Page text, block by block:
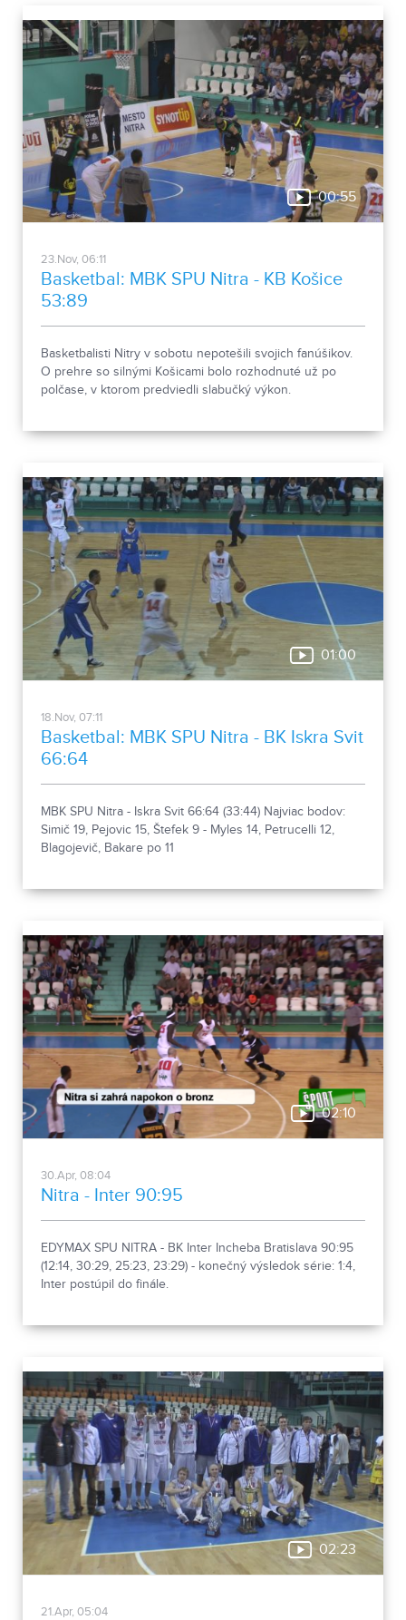
00:55
23.Nov, 06:11
Basketbal: MBK SPU Nitra - KB Košice
53:89
Basketbalisti Nitry v sobotu nepotešili svojich fanúšikov.
O prehre so silnými Košicami bolo rozhodnuté už po
polčase, v ktorom predviedli slabučký výkon.
01:00
18.Nov, 07:11
Basketbal: MBK SPU Nitra - BK Iskra Svit
66:64
MBK SPU Nitra - Iskra Svit 66:64 (33:44) Najviac bodov:
Simič 19, Pejovic 15, Štefek 9 - Myles 14, Petrucelli 12,
Blagojevič, Bakare po 11
02:10
30.Apr, 08:04
Nitra - Inter 90:95
EDYMAX SPU NITRA - BK Inter Incheba Bratislava 90:95
(12:14, 30:29, 25:23, 23:29) - konečný výsledok série: 1:4,
Inter postúpil do finále.
02:23
21.Apr, 05:04